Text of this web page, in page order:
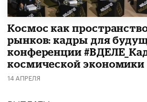
Космос как
рынков: кадры для
конференции
космической экономики
14 АПРЕЛЯ